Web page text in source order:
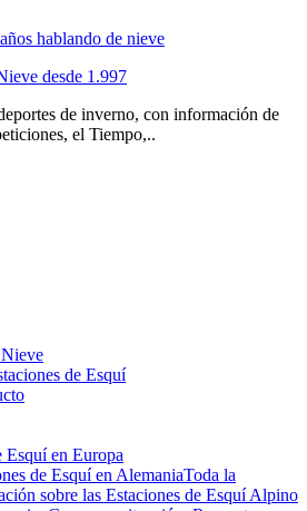
desde 1.997
de inverno, con información de
el Tiempo,..
de Esquí
Esquí en Europa
de Esquí en AlemaniaToda la
sobre las Estaciones de Esquí Alpino